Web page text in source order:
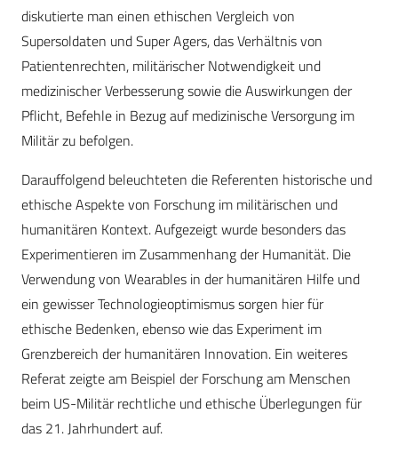
diskutierte man einen ethischen Vergleich von
Supersoldaten und Super Agers, das Verhältnis von
Patientenrechten, militärischer Notwendigkeit und
medizinischer Verbesserung sowie die Auswirkungen der
Pflicht, Befehle in Bezug auf medizinische Versorgung im
Militär zu befolgen.
Darauffolgend beleuchteten die Referenten historische und
ethische Aspekte von Forschung im militärischen und
humanitären Kontext. Aufgezeigt wurde besonders das
Experimentieren im Zusammenhang der Humanität. Die
Verwendung von Wearables in der humanitären Hilfe und
ein gewisser Technologieoptimismus sorgen hier für
ethische Bedenken, ebenso wie das Experiment im
Grenzbereich der humanitären Innovation. Ein weiteres
Referat zeigte am Beispiel der Forschung am Menschen
beim US-Militär rechtliche und ethische Überlegungen für
das 21. Jahrhundert auf.